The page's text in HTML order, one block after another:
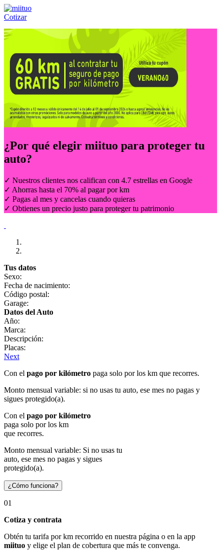
Cotizar
Llámanos al:(55) 84-21-05-00 ó
¿Por qué elegir miituo para proteger tu
auto?
✓ Nuestros clientes nos califican con 4.7 estrellas en Google
✓ Ahorras hasta el 70% al pagar por km
✓ Pagas al mes y cancelas cuando quieras
✓ Obtienes un precio justo para proteger tu patrimonio
Tus datos
Sexo:
Fecha de nacimiento:
Código postal:
Garage:
Datos del Auto
Año:
Marca:
Descripción:
Placas:
Next
Con el pago por kilómetro paga solo por los km que recorres.
Monto mensual variable: si no usas tu auto, ese mes no pagas y
sigues protegido(a).
Con el pago por kilómetro
paga solo por los km
que recorres.
Monto mensual variable: Si no usas tu
auto, ese mes no pagas y sigues
protegido(a).
¿Cómo funciona?
01
Cotiza y contrata
Obtén tu tarifa por km recorrido en nuestra página o en la app
miituo y elige el plan de cobertura que más te convenga.